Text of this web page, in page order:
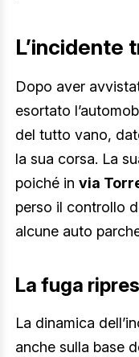
L’incidente
Dopo aver
esortato
del tutto vano,
la sua corsa. La
poiché in via
perso il controllo
alcune auto
La fuga
La dinamica
anche sulla base